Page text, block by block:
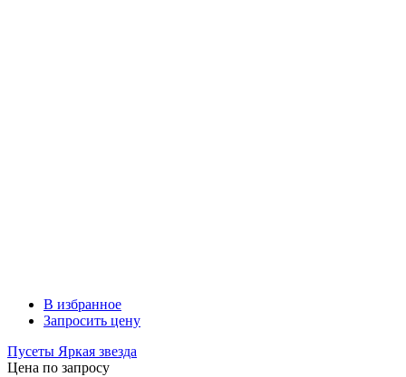
В избранное
Запросить цену
Пусеты Яркая звезда
Цена по запросу